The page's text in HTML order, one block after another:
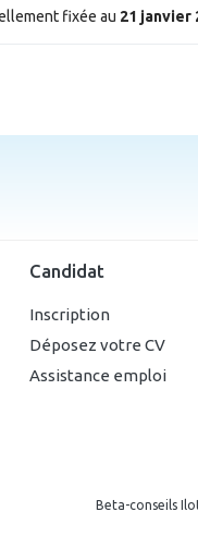
fixée au 21 janvier
Candidat
Inscription
Déposez votre CV
Assistance emploi
Beta-conseils